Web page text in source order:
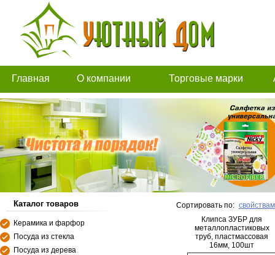
Главная О компании Торговые марки
Каталог товаров
Керамика и фарфор
Посуда из стекла
Посуда из дерева
Сортировать по: свойствам
Клипса ЗУБР для
металлопластиковых
труб, пластмассовая
16мм, 100шт